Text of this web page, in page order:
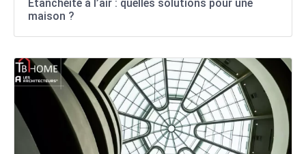
Étanchéité à l’air : quelles solutions pour une
maison ?